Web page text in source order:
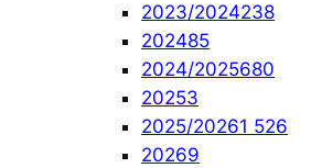
2023/2024238
202485
2024/2025680
20253
2025/20261 526
20269